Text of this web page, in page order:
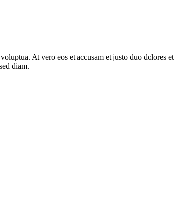
At vero eos et accusam et justo duo dolores et
diam.